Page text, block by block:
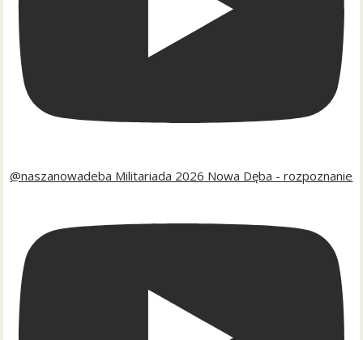
@naszanowadeba Militariada 2026 Nowa Dęba - rozpoznanie